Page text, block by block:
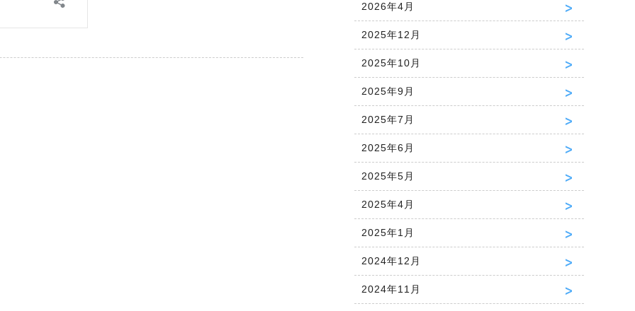
2026年4月
2025年12月
2025年10月
2025年9月
2025年7月
2025年6月
2025年5月
2025年4月
2025年1月
2024年12月
2024年11月